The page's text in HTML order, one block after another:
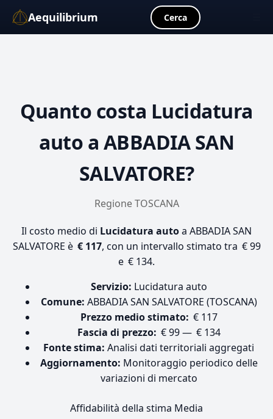
Aequilibrium Cerca
Quanto costa Lucidatura
auto a ABBADIA SAN
SALVATORE?
Regione TOSCANA
Il costo medio di Lucidatura autoa ABBADIA SAN
SALVATORE è € 117, con un intervallo stimato tra € 99
e € 134.
Servizio: Lucidatura auto
Comune: ABBADIA SAN SALVATORE (TOSCANA)
Prezzo medio stimato: € 117
Fascia di prezzo: € 99 — € 134
Fonte stima: Analisi dati territoriali aggregati
Aggiornamento: Monitoraggio periodico delle
variazioni di mercato
Affidabilità della stima Media